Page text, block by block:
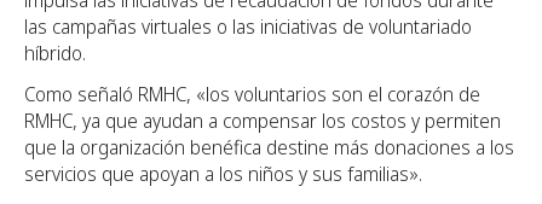
las campañas virtuales o las iniciativas de voluntariado
híbrido.
Como señaló RMHC, «los voluntarios son el corazón de
RMHC, ya que ayudan a compensar los costos y permiten
que la organización benéfica destine más donaciones a los
servicios que apoyan a los niños y sus familias».